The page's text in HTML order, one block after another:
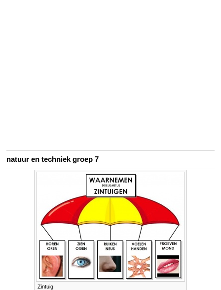
natuur en techniek groep 7
Zintuig